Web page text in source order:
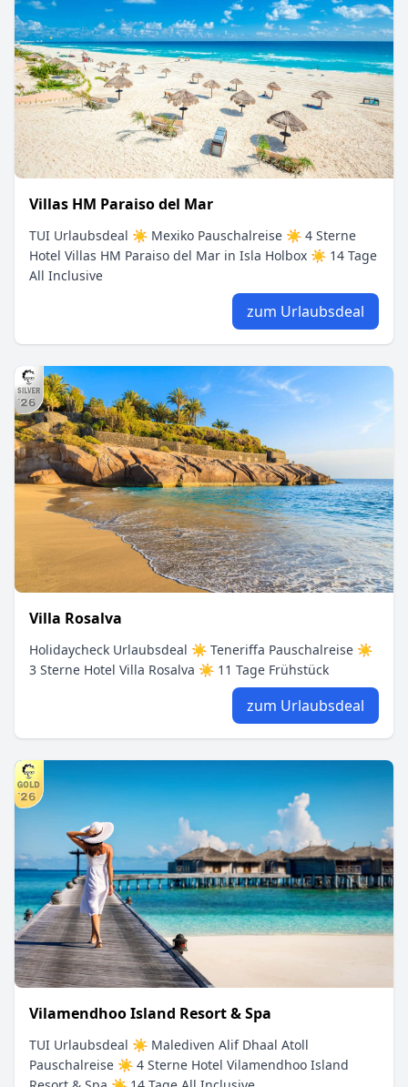
Villas HM Paraiso del Mar
TUI Urlaubsdeal ☀ Mexiko Pauschalreise ☀ 4 Sterne
Hotel Villas HM Paraiso del Mar in Isla Holbox ☀ 14 Tage
All Inclusive
zum Urlaubsdeal
Villa Rosalva
Holidaycheck Urlaubsdeal ☀ Teneriffa Pauschalreise ☀
3 Sterne Hotel Villa Rosalva ☀ 11 Tage Frühstück
zum Urlaubsdeal
Vilamendhoo Island Resort & Spa
TUI Urlaubsdeal ☀ Malediven Alif Dhaal Atoll
Pauschalreise ☀ 4 Sterne Hotel Vilamendhoo Island